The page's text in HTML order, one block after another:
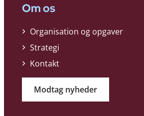
Om os
Organisation og opgaver
Strategi
Kontakt
Modtag nyheder